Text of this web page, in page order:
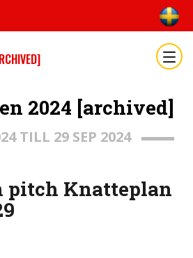
2024 [archived]
TILL 29 SEP 2024
pitch Knatteplan